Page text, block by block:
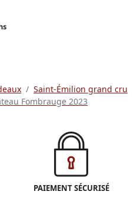
Saint-Émilion grand cru
Fombrauge 2023
PAIEMENT SÉCURISÉ